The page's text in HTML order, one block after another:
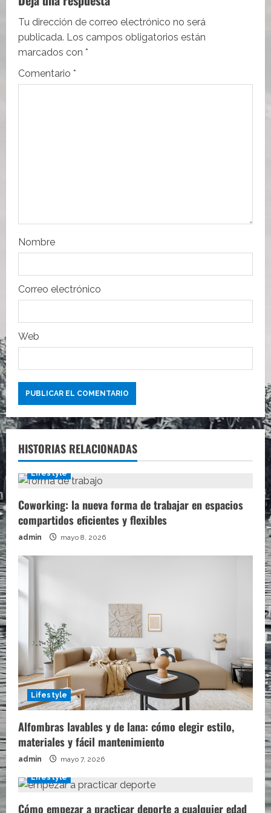
i
ó
n
r
a
d
a
s
Tu dirección de correo electrónico no será
publicada. Los campos obligatorios están
marcados con *
Comentario *
Nombre
Correo electrónico
Web
HISTORIAS RELACIONADAS
Lifestyle
Coworking: la nueva forma de trabajar en espacios
compartidos eficientes y flexibles
admin mayo 8, 2026
Lifestyle
Alfombras lavables y de lana: cómo elegir estilo,
materiales y fácil mantenimiento
admin mayo 7, 2026
Lifestyle
Cómo empezar a practicar deporte a cualquier edad